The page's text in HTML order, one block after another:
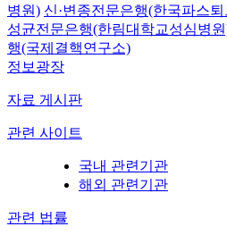
병원) 신·변종전문은행(한국파스
성균전문은행(한림대학교성심병
행(국제결핵연구소)
정보광장
자료 게시판
관련 사이트
국내 관련기관
해외 관련기관
관련 법률